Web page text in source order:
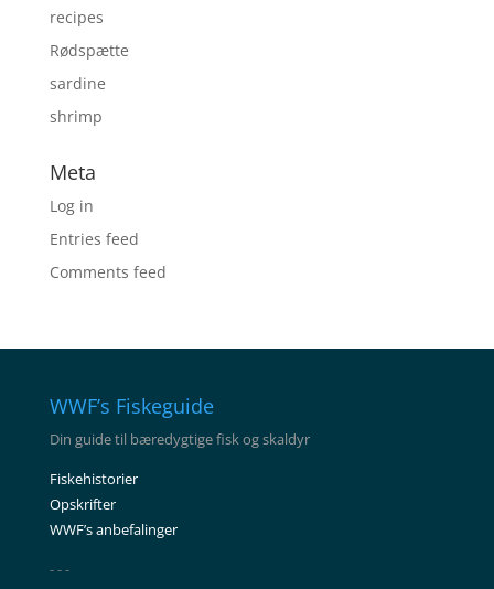
recipes
Rødspætte
sardine
shrimp
Meta
Log in
Entries feed
Comments feed
WWF’s Fiskeguide
Din guide til bæredygtige fisk og skaldyr
Fiskehistorier
Opskrifter
WWF’s anbefalinger
- - -